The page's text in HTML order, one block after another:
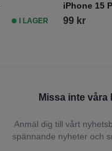
I LAGER
iPhone 15
99 kr
Missa inte
Anmäl dig till vårt
spännande nyheter och